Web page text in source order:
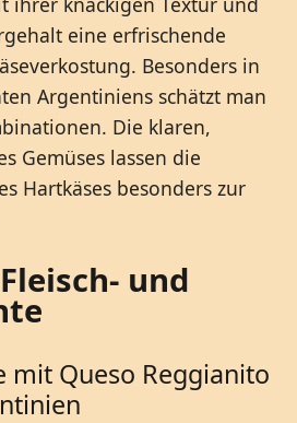
eine erfrischende
Besonders in
Argentiniens schätzt man
Die klaren,
Gemüses lassen die
Hartkäses besonders zur
und
mit Queso Reggianito